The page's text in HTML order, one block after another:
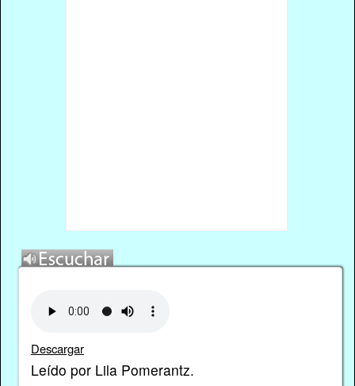
Descargar
Leído por Lila Pomerantz.